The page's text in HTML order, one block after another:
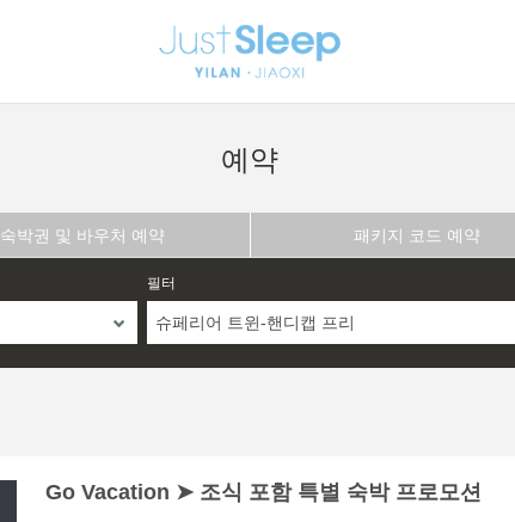
예약
숙박권 및 바우처 예약 패키지 코드 예약
필터
슈페리어 트윈-핸디캡 프리
Go Vacation ➤ 조식 포함 특별 숙박 프로모션